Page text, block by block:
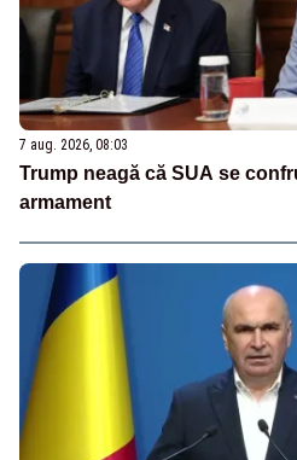
7 aug. 2026, 08:03
Trump neagă că SUA se
armament